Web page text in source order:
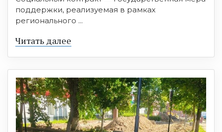
поддержки, реализуемая в рамках
регионального ...
Читать далее